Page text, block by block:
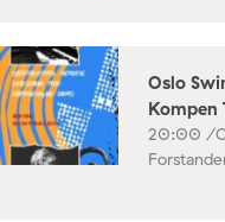
Oslo
Kompen
20:00 /